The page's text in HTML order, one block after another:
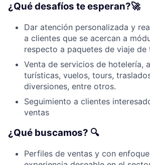
¿Qué desafíos te esperan?🚀
Dar atención personalizada y
a clientes que se acercan a
respecto a paquetes de viaje de
Venta de servicios de hotelería,
turísticas, vuelos, tours,
diversiones, entre otros.
Seguimiento a clientes
ventas
¿Qué buscamos? 🔍
Perfiles de ventas y con